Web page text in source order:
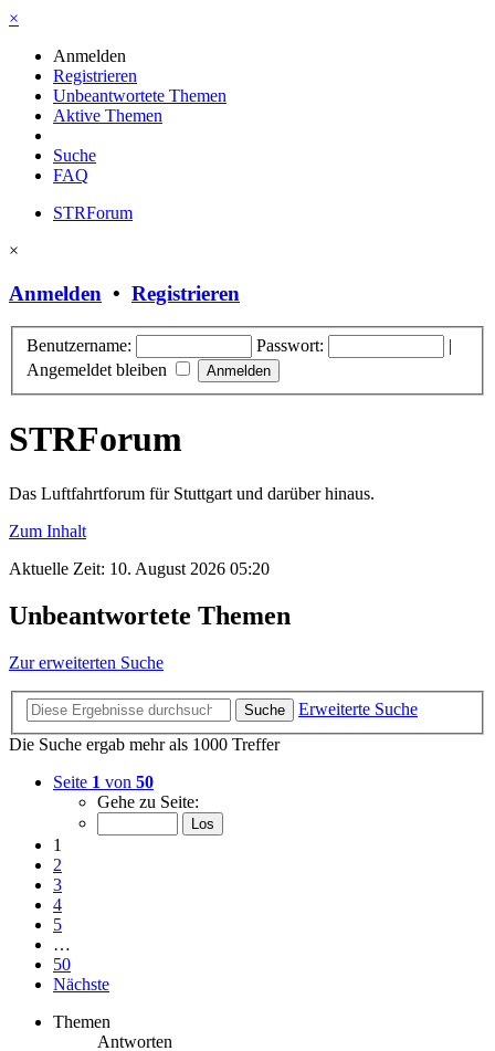
×
Anmelden
Registrieren
Unbeantwortete Themen
Aktive Themen
Suche
FAQ
STRForum
×
Anmelden • Registrieren
Benutzername: Passwort:
|
Angemeldet bleiben
STRForum
Das Luftfahrtforum für Stuttgart und darüber hinaus.
Zum Inhalt
Aktuelle Zeit: 10. August 2026 05:20
Unbeantwortete Themen
Zur erweiterten Suche
Suche
Erweiterte Suche
Die Suche ergab mehr als 1000 Treffer
Seite 1 von 50
Gehe zu Seite:
1
2
3
4
5
…
50
Nächste
Themen
Antworten